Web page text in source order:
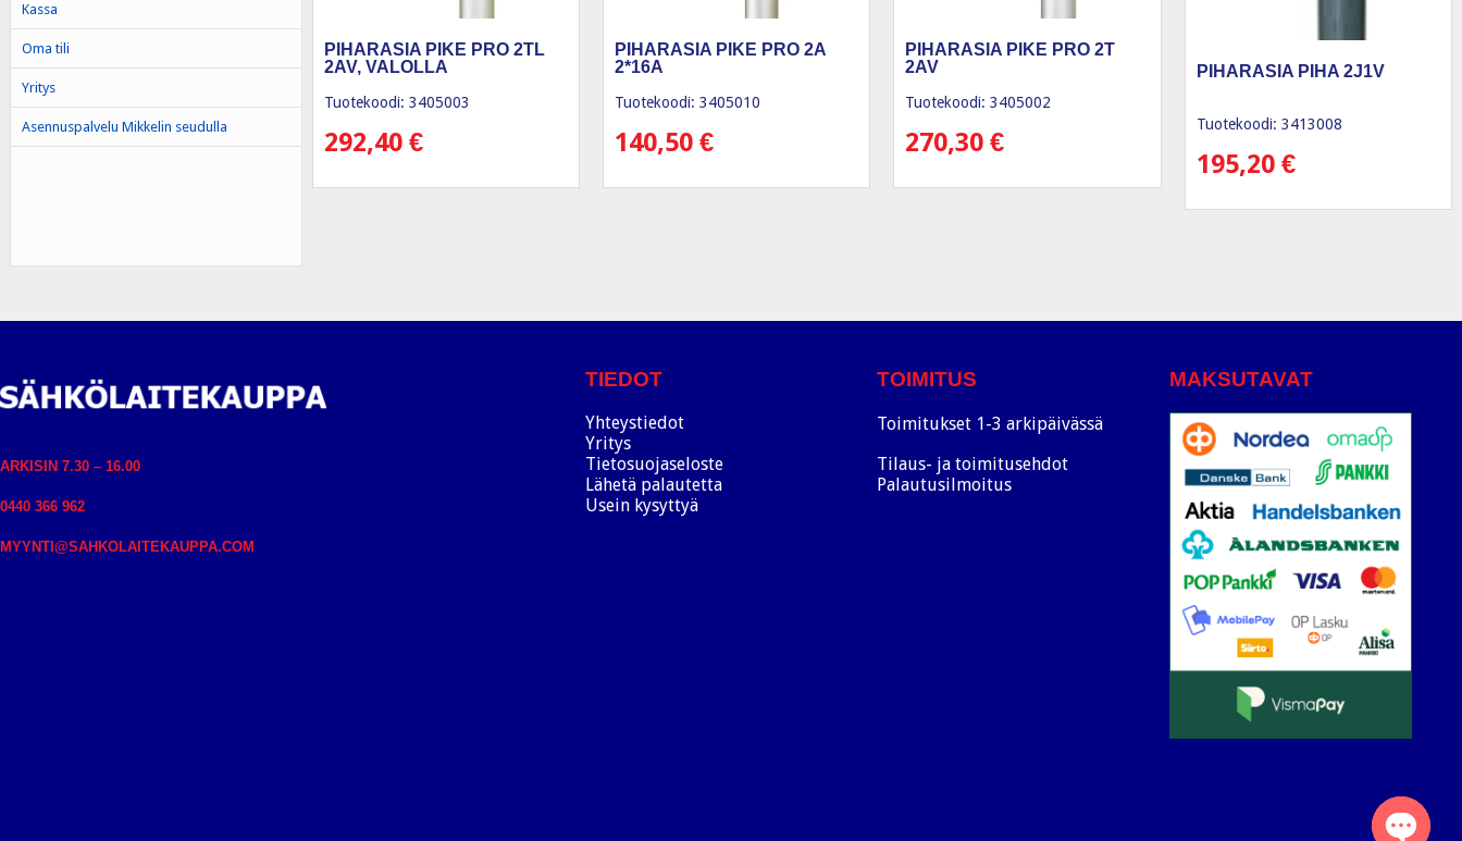
PIHARASIA PIKE PRO 2TL
2AV, VALOLLA
Tuotekoodi: 3405003
292,40 €
PIHARASIA PIKE PRO 2A
2*16A
Tuotekoodi: 3405010
140,50€
PIHARASIA PIKE PRO 2T
2AV
Tuotekoodi: 3405002
270,30€
PIHARASIA PIHA 2J1V
Tuotekoodi: 3413008
195,20 €
Kassa
Oma tili
Yritys
Asennuspalvelu Mikkelin seudulla
ARKISIN 7.30 – 16.00
0440 366 962
MYYNTI@SAHKOLAITEKAUPPA.COM
TIEDOT
Yhteystiedot
Yritys
Tietosuojaseloste
Lähetä palautetta
Usein kysyttyä
TOIMITUS
Toimitukset 1-3 arkipäivässä
Tilaus- ja toimitusehdot
Palautusilmoitus
MAKSUTAVAT